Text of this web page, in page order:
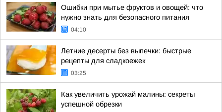
Ошибки при мытье фруктов и овощей: что
нужно знать для безопасного питания
04:10
Летние десерты без выпечки: быстрые
рецепты для сладкоежек
03:25
Как увеличить урожай малины: секреты
успешной обрезки